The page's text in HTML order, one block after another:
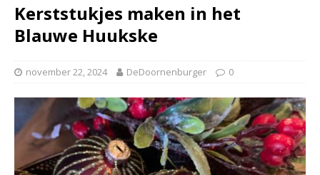
Kerststukjes maken in het
Blauwe Huukske
november 22, 2024 DeDoornenburger 0